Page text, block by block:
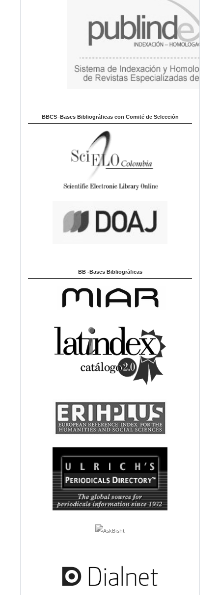
BBCS–Bases Bibliográficas con Comité de Selección
BB -Bases Bibliográficas